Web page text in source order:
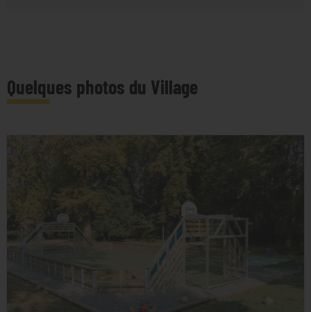
Quelques photos du Village